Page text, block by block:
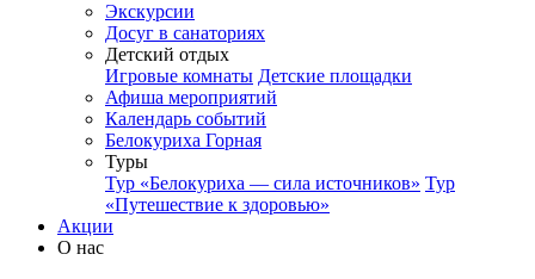
Экскурсии
Досуг в санаториях
Детский отдых
Игровые комнаты Детские площадки
Афиша мероприятий
Календарь событий
Белокуриха Горная
Туры
Тур «Белокуриха — сила источников» Тур
«Путешествие к здоровью»
Акции
О нас